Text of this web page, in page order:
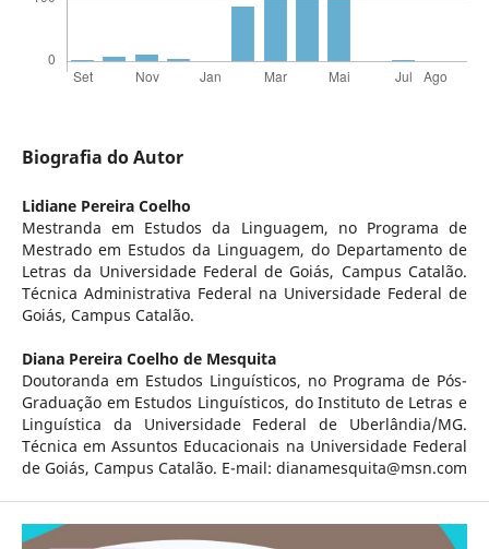
Biografia do Autor
Lidiane Pereira Coelho
Mestranda em Estudos da Linguagem, no Programa de
Mestrado em Estudos da Linguagem, do Departamento de
Letras da Universidade Federal de Goiás, Campus Catalão.
Técnica Administrativa Federal na Universidade Federal de
Goiás, Campus Catalão.
Diana Pereira Coelho de Mesquita
Doutoranda em Estudos Linguísticos, no Programa de Pós-
Graduação em Estudos Linguísticos, do Instituto de Letras e
Linguística da Universidade Federal de Uberlândia/MG.
Técnica em Assuntos Educacionais na Universidade Federal
de Goiás, Campus Catalão. E-mail: dianamesquita@msn.com